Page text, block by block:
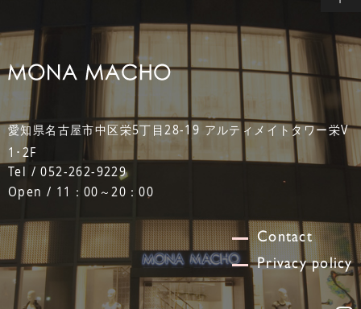
愛知県名古屋市中区栄5丁目28-19 アルティメイトタワー栄V
1･2F
Tel / 052-262-9229
Open / 11：00～20：00
Contact
Privacy policy